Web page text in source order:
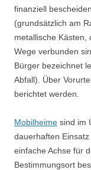
finanziell
(grundsätzlich am
metallische Kästen,
Wege verbunden
Bürger bezeichnet
Abfall). Über
berichtet werden.
Mobilheime sind im
dauerhaften
einfache Achse für
Bestimmungsort